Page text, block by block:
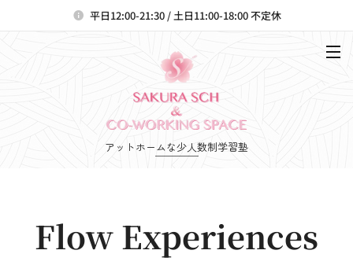
平日12:00-21:30 / 土日11:00-18:00 不定休
アットホームな少人数制学習塾
Flow Experiences